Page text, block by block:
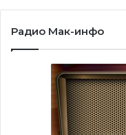
Радио Мак-инфо